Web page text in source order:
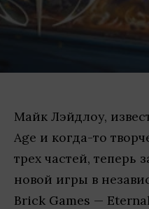
Майк Лэйдлоу,
Age и когда-то
трех частей, теперь
новой игры в
Brick Games —